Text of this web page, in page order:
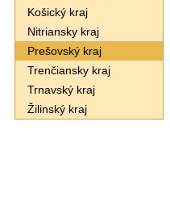
Košický kraj
Nitriansky kraj
Prešovský kraj
Trenčiansky kraj
Trnavský kraj
Žilinský kraj